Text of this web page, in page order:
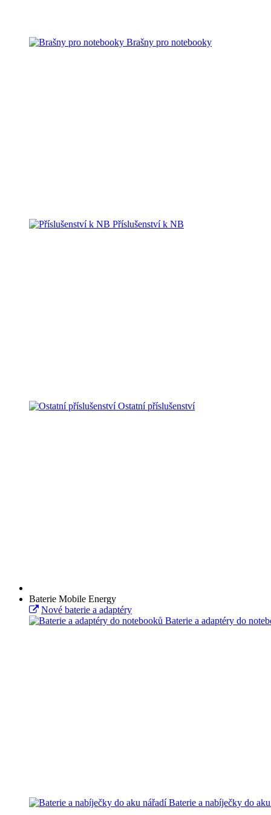
Brašny pro notebooky
Příslušenství k NB
Ostatní příslušenství
Baterie Mobile Energy
Nové baterie a adaptéry
Baterie a adaptéry do
Baterie a nabíječky do